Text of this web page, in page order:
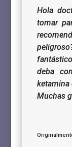
Hola
tomar
deba
ketamina
Muchas